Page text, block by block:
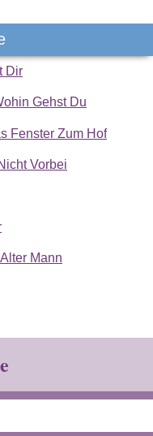
Dir
Gehst Du
Fenster Zum Hof
Vorbei
Mann